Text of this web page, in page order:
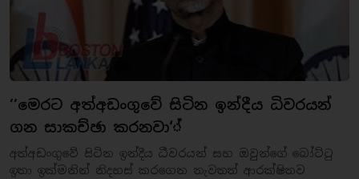
‘‘මෙරට අත්අඩංගුවේ සිටින ඉන්දීය ධිවරයන්
ගන සාකච්ඡා කරනවා‘්
අත්අඩංගුවේ සිටින ඉන්දීය ධීවරයන් සහ ඔවුන්ගේ බෝට්ටු
ඉතා ඉක්මනින් නිදහස් කරගෙන නැවතත් ආරක්ෂිතව